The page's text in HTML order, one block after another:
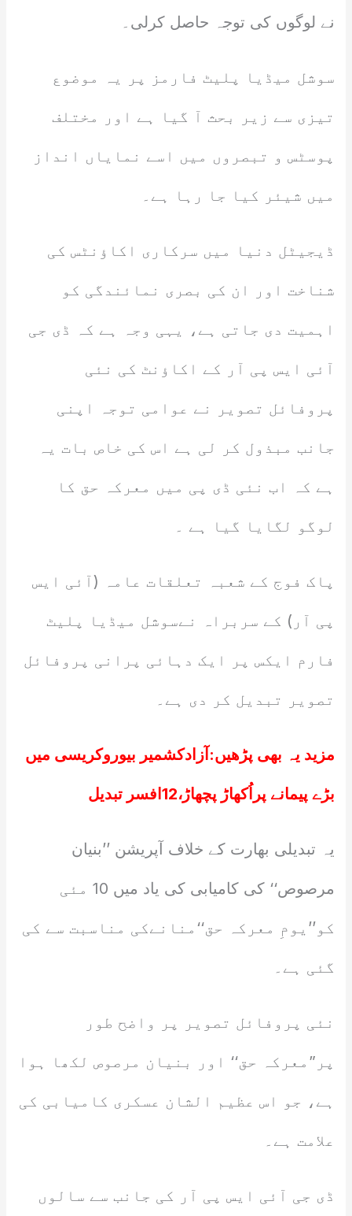
نے لوگوں کی توجہ حاصل کرلی۔
سوشل میڈیا پلیٹ فارمز پر یہ موضوع
تیزی سے زیر بحث آ گیا ہے اور مختلف
پوسٹس و تبصروں میں اسے نمایاں انداز
میں شیئر کیا جا رہا ہے۔
ڈیجیٹل دنیا میں سرکاری اکاؤنٹس کی
شناخت اور ان کی بصری نمائندگی کو
اہمیت دی جاتی ہے، یہی وجہ ہے کہ ڈی جی
آئی ایس پی آر کے اکاؤنٹ کی نئی
پروفائل تصویر نے عوامی توجہ اپنی
جانب مبذول کر لی ہے اس کی خاص بات یہ
ہے کہ اب نئی ڈی پی میں معرکہ حق کا
لوگو لگایا گیا ہے ۔
پاک فوج کے شعبہ تعلقات عامہ (آئی ایس
پی آر) کے سربراہ نےسوشل میڈیا پلیٹ
فارم ایکس پر ایک دہائی پرانی پروفائل
تصویر تبدیل کر دی ہے۔
مزید یہ بھی پڑھیں: آزادکشمیر بیوروکریسی میں
بڑے پیمانے پراُکھاڑ پچھاڑ،12افسر تبدیل
یہ تبدیلی بھارت کے خلاف آپریشن ’’بنیان
مرصوص‘‘ کی کامیابی کی یاد میں 10 مئی
کو’’یومِ معرکہ حق‘‘منانےکی مناسبت سے کی
گئی ہے۔
نئی پروفائل تصویر پر واضح طور
پر”معرکہ حق‘‘ اور بنیان مرصوص لکھا ہوا
ہے، جو اس عظیم الشان عسکری کامیابی کی
علامت ہے۔
ڈی جی آئی ایس پی آر کی جانب سے سالوں